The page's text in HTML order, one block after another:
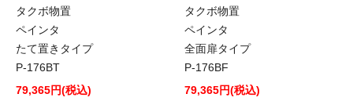
タクボ物置
ペインタ
たて置きタイプ
P-176BT
79,365円(税込)
タクボ物置
ペインタ
全面扉タイプ
P-176BF
79,365円(税込)